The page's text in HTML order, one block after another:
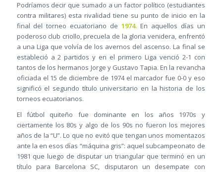
Podríamos decir que sumado a un factor político (estudiantes
contra militares) esta rivalidad tiene su punto de inicio en la
final del torneo ecuatoriano de 1974.En aquellos días un
poderoso club criollo, precuela de la gloria venidera, enfrentó
a una Liga que volvía de los avernos del ascenso. La final se
estableció a 2 partidos y en el primero Liga venció 2-1 con
tantos de los hermanos Jorge y Gustavo Tapia. En la revancha
oficiada el 15 de diciembre de 1974 el marcador fue 0-0 y eso
significó el segundo título universitario en la historia de los
torneos ecuatorianos.
El fútbol quiteño fue dominante en los años 1970s y
ciertamente los 80s y algo de los 90s no fueron los mejores
años de la “U”. Lo que no evitó que tengan unos momentazos
ante la en esos días “máquina gris”: aquel subcampeonato de
1981 que luego de disputar un triangular que terminó en un
título para Barcelona SC, disputaron un desempate con